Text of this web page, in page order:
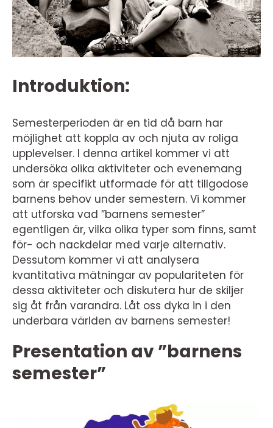
Introduktion:
Semesterperioden är en tid då barn har
möjlighet att koppla av och njuta av roliga
upplevelser. I denna artikel kommer vi att
undersöka olika aktiviteter och evenemang
som är specifikt utformade för att tillgodose
barnens behov under semestern. Vi kommer
att utforska vad ”barnens semester”
egentligen är, vilka olika typer som finns, samt
för- och nackdelar med varje alternativ.
Dessutom kommer vi att analysera
kvantitativa mätningar av populariteten för
dessa aktiviteter och diskutera hur de skiljer
sig åt från varandra. Låt oss dyka in i den
underbara världen av barnens semester!
Presentation av ”barnens
semester”